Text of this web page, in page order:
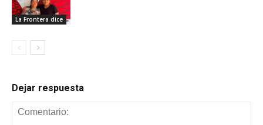
La Frontera dice
Dejar respuesta